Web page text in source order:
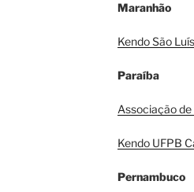
Maranhão
Kendo São Luís
Paraíba
Associação de
Kendo UFPB
Pernambuco